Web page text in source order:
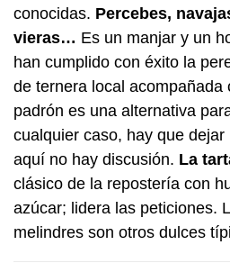
conocidas. Percebes,
vieras… Es un manjar y un
han cumplido con éxito la
de ternera local acompañada
padrón es una alternativa
cualquier caso, hay que
aquí no hay discusión. La
clásico de la repostería con
azúcar; lidera las peticiones.
melindres son otros dulces